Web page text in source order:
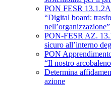
PON FESR
“Digital board:
nell’organizzazione”
PON-FESR AZ.
sicuro all’interno
PON
“Il nostro
Determina
azione